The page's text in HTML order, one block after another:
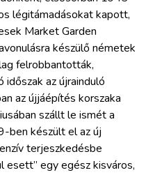
légitámadásokat kapott,
Market Garden
készülő németek
felrobbantották,
az újrainduló
az újjáépítés korszaka
szállt le ismét a
ben készült el az új
terjeszkedésbe
esett” egy egész kisváros,